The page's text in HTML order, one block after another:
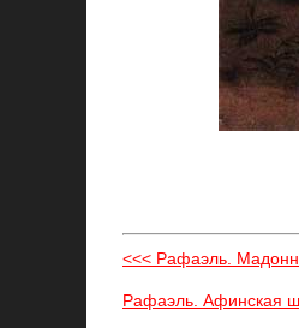
<<< Рафаэль.
Рафаэль. Афинская